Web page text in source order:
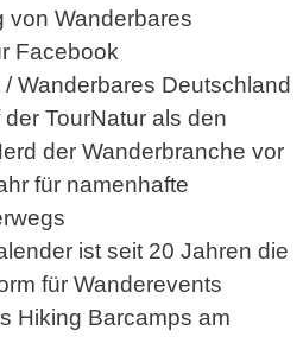
von Wanderbares
Facebook
Wanderbares Deutschland
TourNatur als den
der Wanderbranche vor
für namenhafte
ist seit 20 Jahren die
für Wanderevents
Hiking Barcamps am